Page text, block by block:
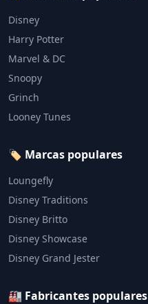
Disney
Harry Potter
Marvel & DC
Snoopy
Grinch
Looney Tunes
🏷️ Marcas populares
Loungefly
Disney Traditions
Disney Britto
Disney Showcase
Disney Grand Jester
🏭 Fabricantes populares